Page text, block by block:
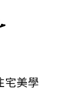
美學